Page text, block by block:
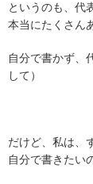
というのも、代
本当にたくさん
自分で書かず、
して）
だけど、私は、
自分で書きたい